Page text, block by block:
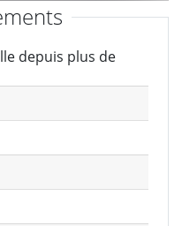
depuis plus de